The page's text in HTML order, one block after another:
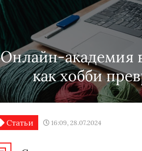
Онлайн-академия
как хобби
Статьи 16:09, 28.07.2024